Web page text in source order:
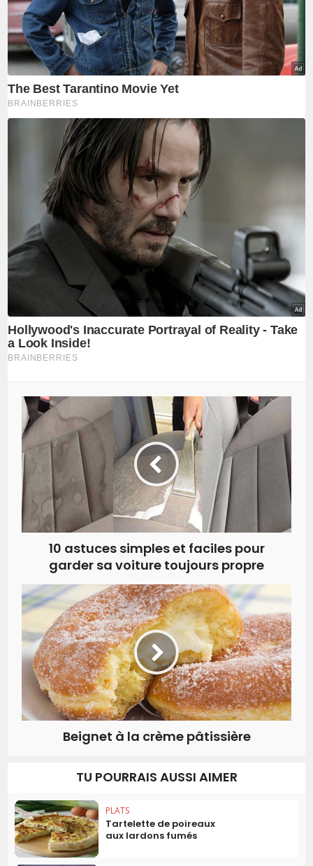
10 astuces simples et faciles pour
garder sa voiture toujours propre
Beignet à la crème pâtissière
TU POURRAIS AUSSI AIMER
PLATS
Tartelette de poireaux
aux lardons fumés